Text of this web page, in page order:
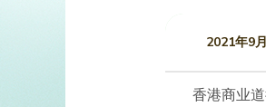
2021年9
香港商业